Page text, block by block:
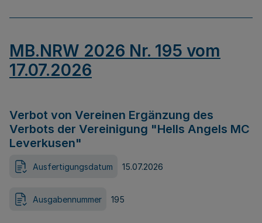
MB.NRW 2026 Nr. 195 vom
17.07.2026
Verbot von Vereinen Ergänzung des
Verbots der Vereinigung "Hells Angels MC
Leverkusen"
Ausfertigungsdatum 15.07.2026
Ausgabennummer 195